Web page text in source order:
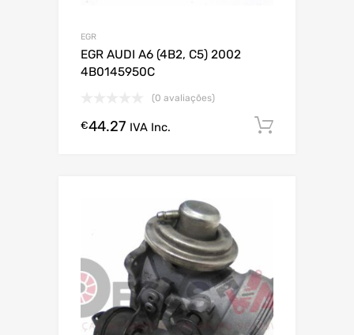
EGR
EGR AUDI A6 (4B2, C5) 2002
4B0145950C
(0 avaliações)
€44.27 IVA Inc.